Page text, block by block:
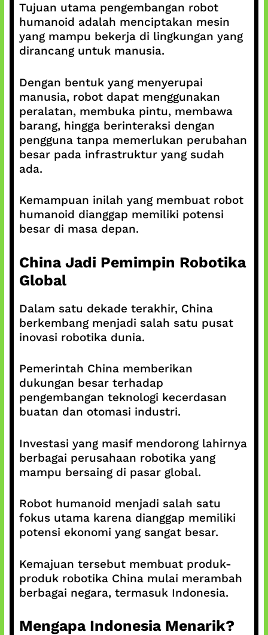
Tujuan utama pengembangan robot
humanoid adalah menciptakan mesin
yang mampu bekerja di lingkungan yang
dirancang untuk manusia.
Dengan bentuk yang menyerupai
manusia, robot dapat menggunakan
peralatan, membuka pintu, membawa
barang, hingga berinteraksi dengan
pengguna tanpa memerlukan perubahan
besar pada infrastruktur yang sudah
ada.
Kemampuan inilah yang membuat robot
humanoid dianggap memiliki potensi
besar di masa depan.
China Jadi Pemimpin Robotika
Global
Dalam satu dekade terakhir, China
berkembang menjadi salah satu pusat
inovasi robotika dunia.
Pemerintah China memberikan
dukungan besar terhadap
pengembangan teknologi kecerdasan
buatan dan otomasi industri.
Investasi yang masif mendorong lahirnya
berbagai perusahaan robotika yang
mampu bersaing di pasar global.
Robot humanoid menjadi salah satu
fokus utama karena dianggap memiliki
potensi ekonomi yang sangat besar.
Kemajuan tersebut membuat produk-
produk robotika China mulai merambah
berbagai negara, termasuk Indonesia.
Mengapa Indonesia Menarik?